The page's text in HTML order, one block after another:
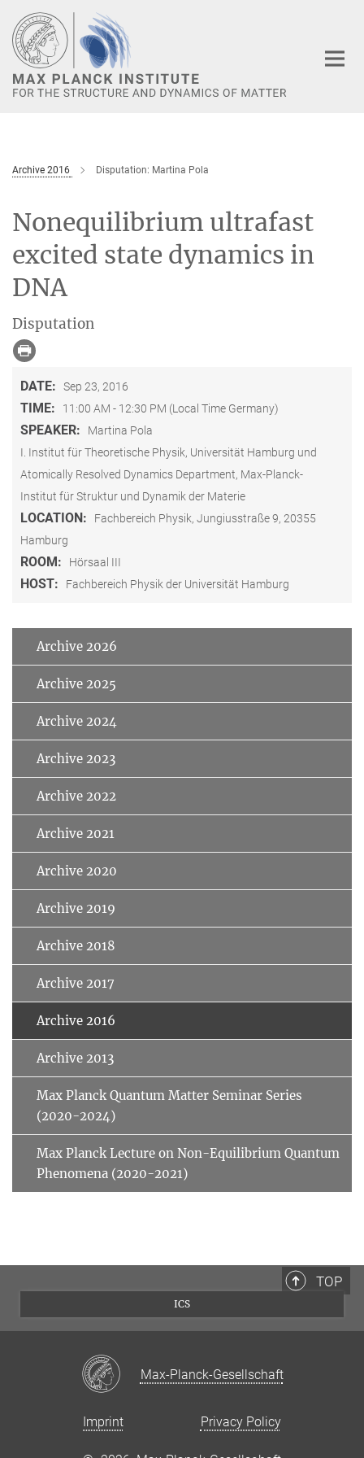
Main-
Content
Archive 2016 Disputation: Martina Pola
Nonequilibrium ultrafast
excited state dynamics in
DNA
Disputation
DATE: Sep 23, 2016
TIME: 11:00 AM - 12:30 PM (Local Time Germany)
SPEAKER:
Martina Pola
I. Institut für Theoretische Physik, Universität Hamburg und
Atomically Resolved Dynamics Department, Max-Planck-
Institut für Struktur und Dynamik der Materie
LOCATION:
Fachbereich Physik, Jungiusstraße 9, 20355
Hamburg
ROOM: Hörsaal III
HOST: Fachbereich Physik der Universität Hamburg
Archive 2026
Archive 2025
Archive 2024
Archive 2023
Archive 2022
Archive 2021
Archive 2020
Archive 2019
Archive 2018
Archive 2017
Archive 2016
Archive 2013
Max Planck Quantum Matter Seminar Series
(2020-2024)
Max Planck Lecture on Non-Equilibrium Quantum
Phenomena (2020-2021)
TOP
ICS
Max-Planck-Gesellschaft
Imprint Privacy Policy